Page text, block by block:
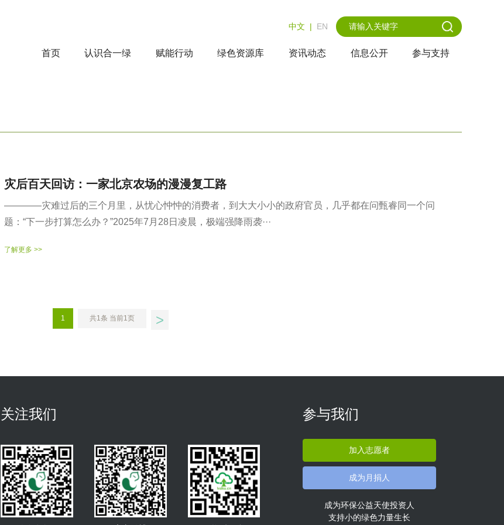
中文 | EN
首页 认识合一绿 赋能行动 绿色资源库 资讯动态 信息公开 参与支持
灾后百天回访：一家北京农场的漫漫复工路
————灾难过后的三个月里，从忧心忡忡的消费者，到大大小小的政府官员，几乎都在问甄睿同一个问
题：“下一步打算怎么办？”2025年7月28日凌晨，极端强降雨袭···
了解更多 >>
1 共1条 当前1页 >
关注我们 参与我们
加入志愿者
成为月捐人
成为环保公益天使投资人
支持小的绿色力量生长